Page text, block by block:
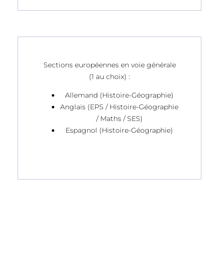
Sections européennes en voie générale
(1 au choix) :
Allemand (Histoire-Géographie)
Anglais (EPS / Histoire-Géographie
/ Maths / SES)
Espagnol (Histoire-Géographie)